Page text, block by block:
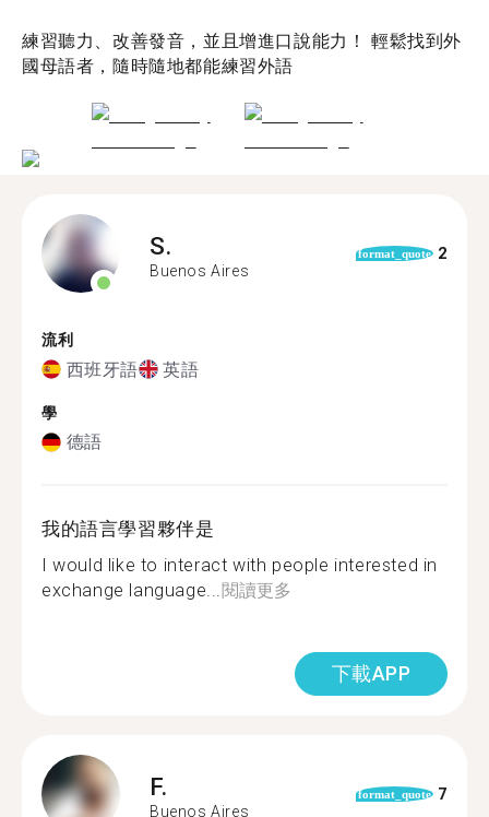
練習聽力、改善發音，並且增進口說能力！ 輕鬆找到外
國母語者，隨時隨地都能練習外語
S.
Buenos Aires
format_quote 2
流利
西班牙語 英語
學
德語
我的語言學習夥伴是
I would like to interact with people interested in
exchange language...閱讀更多
下載APP
F.
Buenos Aires
format_quote 7